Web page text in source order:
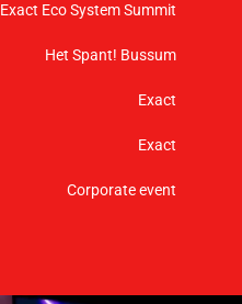
Exact Eco System Summit
Het Spant! Bussum
Exact
Exact
Corporate event